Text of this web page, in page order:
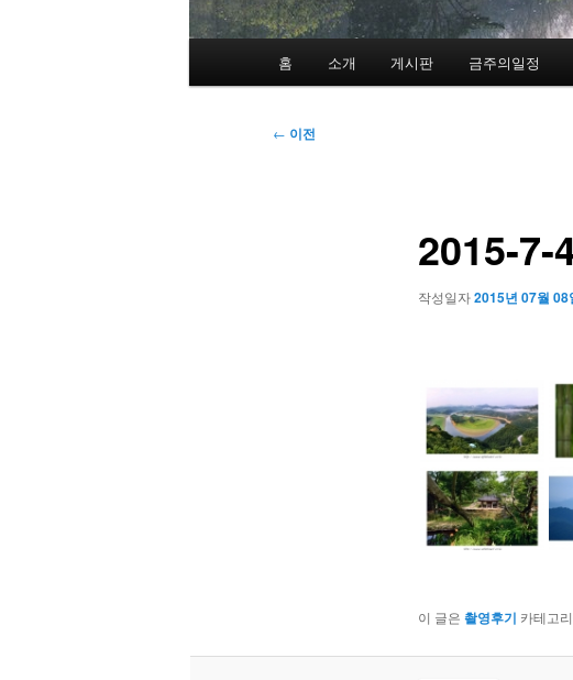
홈 소개 게시판 금주의일정
글
← 이전
2015-7-
작성일자2015년 07월 08
이 글은 촬영후기 카테고